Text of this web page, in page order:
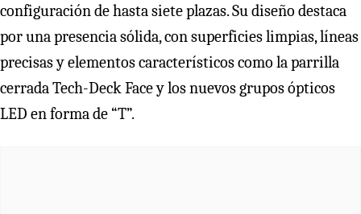
configuración de hasta siete plazas. Su diseño destaca
por una presencia sólida, con superficies limpias, líneas
precisas y elementos característicos como la parrilla
cerrada Tech-Deck Face y los nuevos grupos ópticos
LED en forma de “T”.